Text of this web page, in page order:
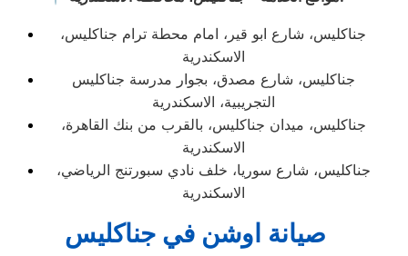
جناكليس، شارع ابو قير، امام محطة ترام جناكليس،
الاسكندرية
جناكليس، شارع مصدق، بجوار مدرسة جناكليس
التجريبية، الاسكندرية
جناكليس، ميدان جناكليس، بالقرب من بنك القاهرة،
الاسكندرية
جناكليس، شارع سوريا، خلف نادي سبورتنج الرياضي،
الاسكندرية
صيانة اوشن في جناكليس